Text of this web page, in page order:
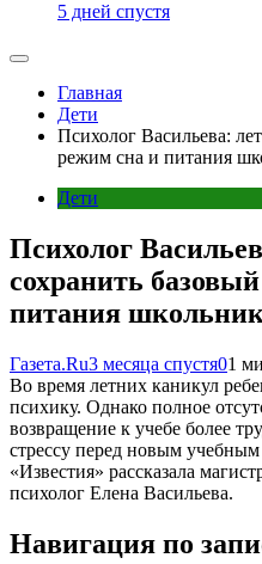
5 дней спустя
Главная
Дети
Психолог Васильева:
режим сна и питания
Дети
Психолог
сохранить
питания
Газета.Ru3 месяца спустя01
Во время летних каникул
психику. Однако полное
возвращение к учебе более
стрессу перед новым
«Известия» рассказала
психолог Елена Васильева.
Навигация по